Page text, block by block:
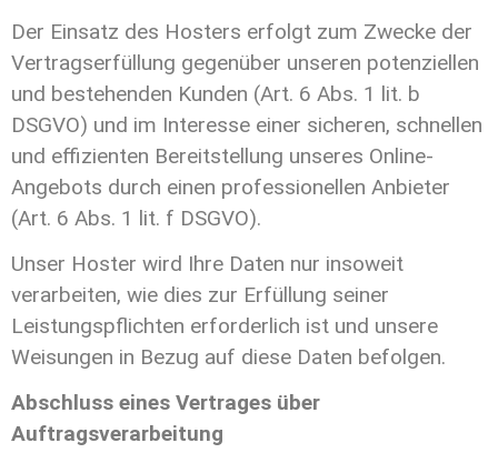
Der Einsatz des Hosters erfolgt zum Zwecke der
Vertragserfüllung gegenüber unseren potenziellen
und bestehenden Kunden (Art. 6 Abs. 1 lit. b
DSGVO) und im Interesse einer sicheren, schnellen
und effizienten Bereitstellung unseres Online-
Angebots durch einen professionellen Anbieter
(Art. 6 Abs. 1 lit. f DSGVO).
Unser Hoster wird Ihre Daten nur insoweit
verarbeiten, wie dies zur Erfüllung seiner
Leistungspflichten erforderlich ist und unsere
Weisungen in Bezug auf diese Daten befolgen.
Abschluss eines Vertrages über
Auftragsverarbeitung